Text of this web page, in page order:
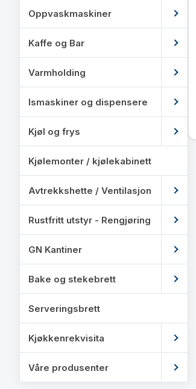
Oppvaskmaskiner
Kaffe og Bar
Varmholding
Ismaskiner og dispensere
Kjøl og frys
Kjølemonter / kjølekabinett
Avtrekkshette / Ventilasjon
Rustfritt utstyr - Rengjøring
GN Kantiner
Bake og stekebrett
Serveringsbrett
Kjøkkenrekvisita
Våre produsenter